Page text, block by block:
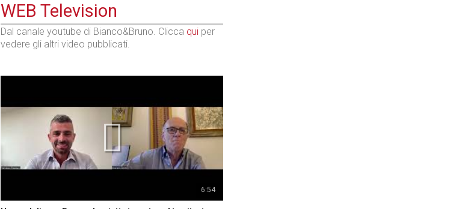
WEB Television
Dal canale youtube di Bianco&Bruno. Clicca qui per
vedere gli altri video pubblicati.
6:54